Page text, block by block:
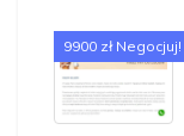
9900 zł Negocjuj!